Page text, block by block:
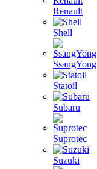
Renault
Shell
SsangYong
Statoil
Subaru
Suprotec
Suzuki